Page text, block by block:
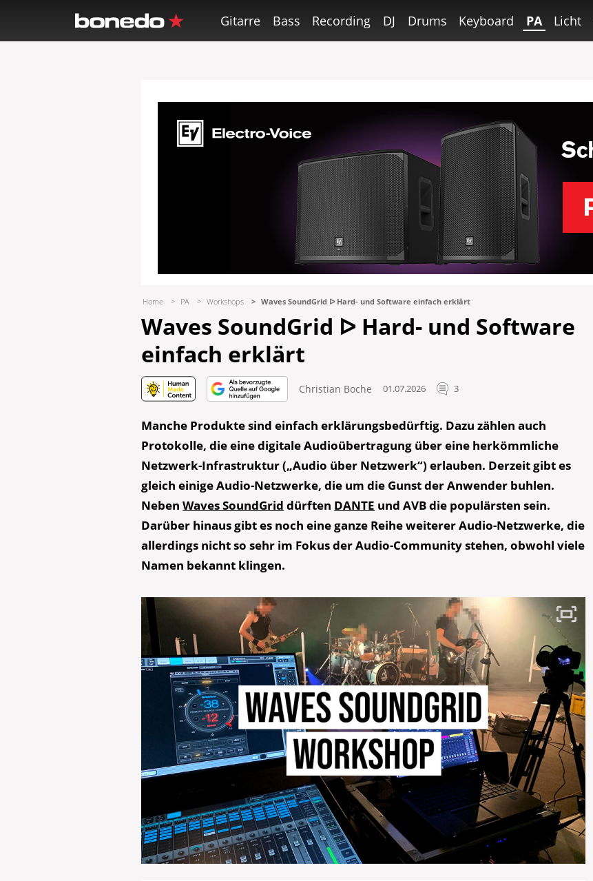
Gitarre Bass Recording DJ Drums Keyboard PA Licht
Home PA Workshops Waves SoundGrid ᐅ Hard- und Software einfach erklärt
Waves SoundGrid ᐅ Hard- und Software
einfach erklärt
Christian Boche 01.07.2026 3
Manche Produkte sind einfach erklärungsbedürftig. Dazu zählen auch
Protokolle, die eine digitale Audioübertragung über eine herkömmliche
Netzwerk-Infrastruktur („Audio über Netzwerk“) erlauben. Derzeit gibt es
gleich einige Audio-Netzwerke, die um die Gunst der Anwender buhlen.
NebenWaves SoundGrid dürften DANTE und AVB die populärsten sein.
Darüber hinaus gibt es noch eine ganze Reihe weiterer Audio-Netzwerke, die
allerdings nicht so sehr im Fokus der Audio-Community stehen, obwohl viele
Namen bekannt klingen.